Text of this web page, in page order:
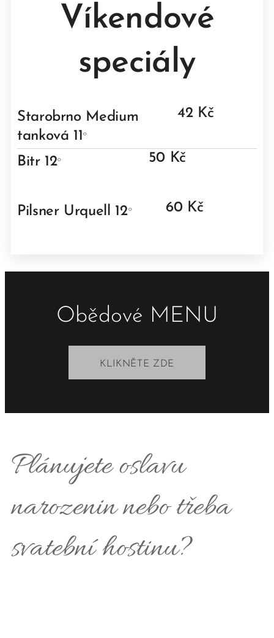
Víkendové
speciály
Starobrno Medium
tanková 11°
42 Kč
Bitr 12° 50 Kč
Pilsner Urquell 12° 60 Kč
Obědové MENU
KLIKNĚTE ZDE
Plánujete oslavu
narozenin nebo třeba
svatební hostinu?